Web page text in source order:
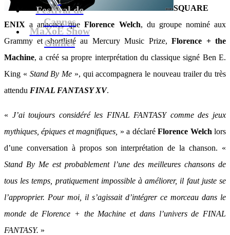
Festival de
Cannes
MaXoE Show
Games
SQUARE
ENIX a annoncé queFlorence Welch, du groupe nominé aux
Grammy et shortlisté au Mercury Music Prize,Florence + the
Machine, a créé sa propre interprétation du classique signé Ben E.
King « Stand By Me », qui accompagnera le nouveau trailer du très
attendu FINAL FANTASY XV.
« J’ai toujours considéré les FINAL FANTASY comme des jeux
mythiques, épiques et magnifiques, » a déclaréFlorence Welch lors
d’une conversation à propos son interprétation de la chanson. «
Stand By Me est probablement l’une des meilleures chansons de
tous les temps, pratiquement impossible à améliorer, il faut juste se
l’approprier. Pour moi, il s’agissait d’intégrer ce morceau dans le
monde de Florence + the Machine et dans l’univers de FINAL
FANTASY. »